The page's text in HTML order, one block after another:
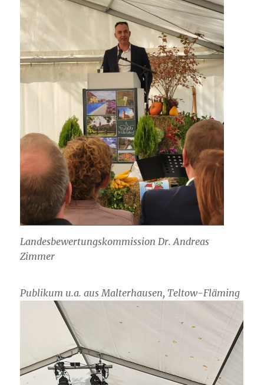
Landesbewertungskommission Dr. Andreas
Zimmer
Publikum u.a. aus Malterhausen, Teltow-Fläming